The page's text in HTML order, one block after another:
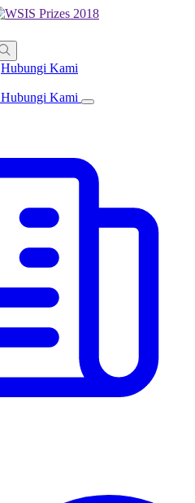
Hubungi Kami
Hubungi Kami